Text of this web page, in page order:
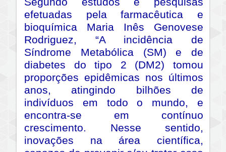
efetuadas pela farmacêutica e
bioquímica Maria Inês Genovese
Rodriguez, “A incidência de
Síndrome Metabólica (SM) e de
diabetes do tipo 2 (DM2) tomou
proporções epidêmicas nos últimos
anos, atingindo bilhões de
indivíduos em todo o mundo, e
encontra-se em contínuo
crescimento. Nesse sentido,
inovações na área científica,